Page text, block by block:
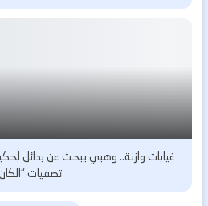
غيابات وازنة.. وهبي يبحث عن بدائل
تصفيات